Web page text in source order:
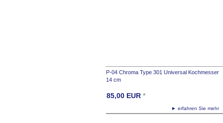
P-04 Chroma Type 301 Universal Kochmesser
14 cm
► erfahren Sie
85,00 EUR *